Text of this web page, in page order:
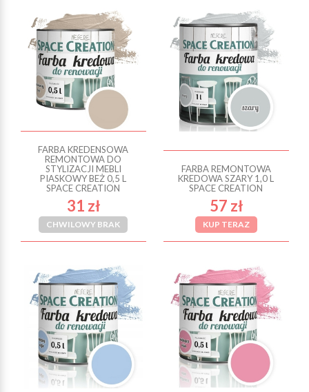
FARBA KREDENSOWA
REMONTOWA DO
STYLIZACJI MEBLI
PIASKOWY BEŻ 0,5 L
SPACE CREATION
31 zł
CHWILOWY BRAK
FARBA REMONTOWA
KREDOWA SZARY 1,0 L
SPACE CREATION
57 zł
KUP TERAZ